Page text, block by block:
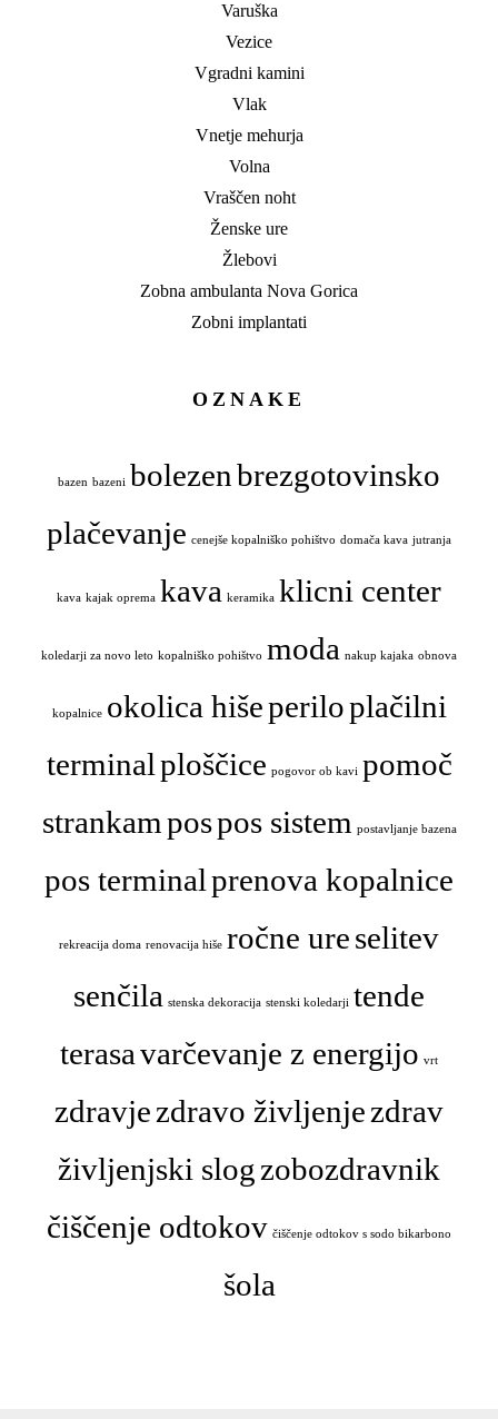
Varuška
Vezice
Vgradni kamini
Vlak
Vnetje mehurja
Volna
Vraščen noht
Ženske ure
Žlebovi
Zobna ambulanta Nova Gorica
Zobni implantati
OZNAKE
bazen bazeni bolezenbrezgotovinsko
plačevanje cenejše kopalniško pohištvo domača kava jutranja
kava kajak oprema kava keramika klicni center
koledarji za novo leto kopalniško pohištvo moda nakup kajaka obnova
kopalnice okolica hišeperiloplačilni
terminalploščice pogovor ob kavi pomoč
strankampospos sistem postavljanje bazena
pos terminalprenova kopalnice
rekreacija doma renovacija hiše ročne ureselitev
senčila stenska dekoracija stenski koledarji tende
terasavarčevanje z energijo vrt
zdravjezdravo življenjezdrav
življenjski slogzobozdravnik
čiščenje odtokov čiščenje odtokov s sodo bikarbono
šola